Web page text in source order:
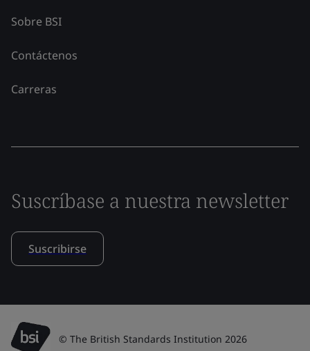
Sobre BSI
Contáctenos
Carreras
Suscríbase a nuestra newsletter
Suscribirse
© The British Standards Institution 2026